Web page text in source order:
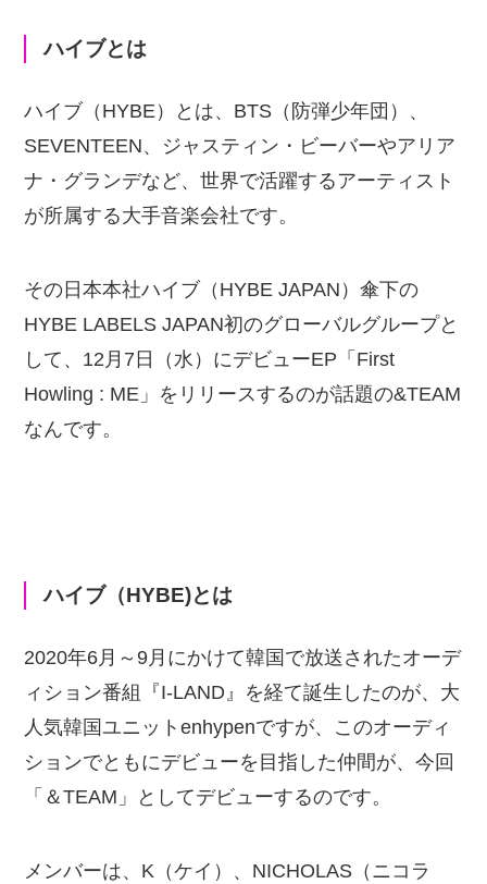
ハイブとは
ハイブ（HYBE）とは、BTS（防弾少年団）、
SEVENTEEN、ジャスティン・ビーバーやアリア
ナ・グランデなど、世界で活躍するアーティスト
が所属する大手音楽会社です。
その日本本社ハイブ（HYBE JAPAN）傘下の
HYBE LABELS JAPAN初のグローバルグループと
して、12月7日（水）にデビューEP「First
Howling : ME」をリリースするのが話題の&TEAM
なんです。
ハイブ（HYBE)とは
2020年6月～9月にかけて韓国で放送されたオーデ
ィション番組『I-LAND』を経て誕生したのが、大
人気韓国ユニットenhypenですが、このオーディ
ションでともにデビューを目指した仲間が、今回
「＆TEAM」としてデビューするのです。
メンバーは、K（ケイ）、NICHOLAS（ニコラ